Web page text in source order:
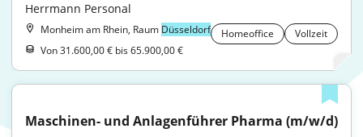
Herrmann Personal
Monheim am Rhein, Raum Düsseldorf Homeoffice
Vollzeit
Von 31.600,00 € bis 65.900,00 €
Maschinen- und Anlagenführer Pharma (m/w/d)